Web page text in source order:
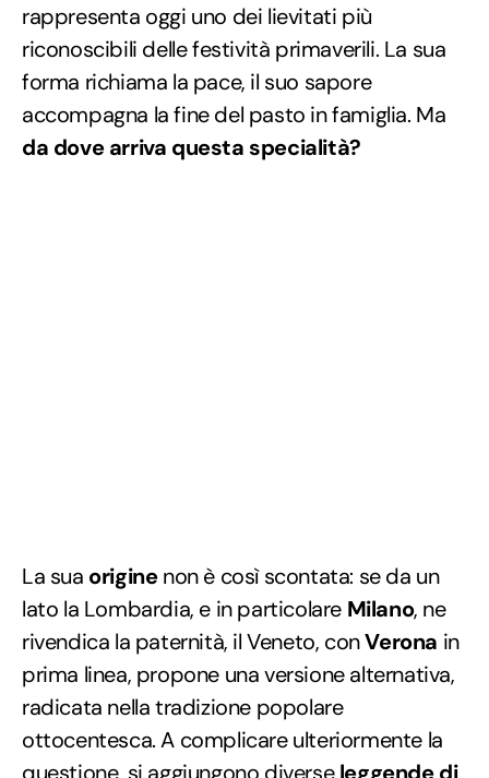
rappresenta oggi uno dei lievitati più
riconoscibili delle festività primaverili. La sua
forma richiama la pace, il suo sapore
accompagna la fine del pasto in famiglia. Ma
da dove arriva questa specialità?
La sua originenon è così scontata: se da un
lato la Lombardia, e in particolare Milano, ne
rivendica la paternità, il Veneto, conVerona in
prima linea, propone una versione alternativa,
radicata nella tradizione popolare
ottocentesca. A complicare ulteriormente la
questione, si aggiungono diverseleggende di